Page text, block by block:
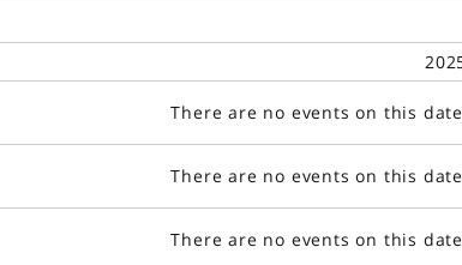
There are no events on this date
There are no events on this date
There are no events on this date